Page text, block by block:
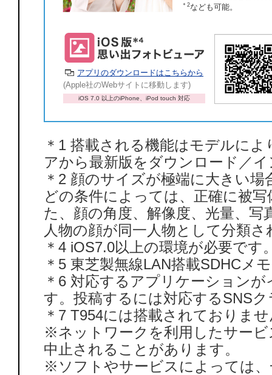
＊2なども可能。
アプリのダウンロードはこちらから
(Apple社のWebサイトに移動します)
iOS 7.0 以上のiPhone、iPod touch 対応
＊1 搭載される機能はモデルに
アから最新版をダウンロード／
＊2 顔のサイズが極端に大きい
どの条件によっては、正確に被
た、顔の角度、解像度、光量、
人物の顔が同一人物として分類
＊4 iOS7.0以上の環境が必要です
＊5 東芝製無線LAN搭載SDHCメ
＊6 対応するアプリケーション
す。投稿するには対応するSNS
＊7 T954には搭載されておりま
※ネットワークを利用したサー
中止されることがあります。
※ソフトやサービスによっては